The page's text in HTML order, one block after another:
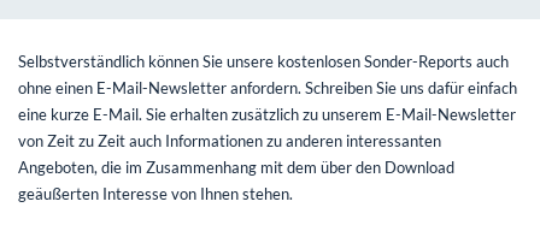
Selbstverständlich können Sie unsere kostenlosen Sonder-Reports auch
ohne einen E-Mail-Newsletter anfordern. Schreiben Sie uns dafür einfach
eine kurze E-Mail. Sie erhalten zusätzlich zu unserem E-Mail-Newsletter
von Zeit zu Zeit auch Informationen zu anderen interessanten
Angeboten, die im Zusammenhang mit dem über den Download
geäußerten Interesse von Ihnen stehen.